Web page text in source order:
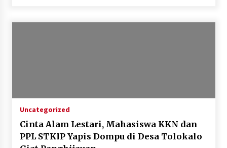
Uncategorized
Cinta Alam Lestari, Mahasiswa KKN dan
PPL STKIP Yapis Dompu di Desa Tolokalo